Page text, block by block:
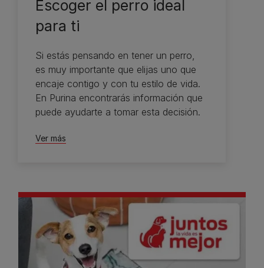
Escoger el perro ideal
para ti
Si estás pensando en tener un perro,
es muy importante que elijas uno que
encaje contigo y con tu estilo de vida.
En Purina encontrarás información que
puede ayudarte a tomar esta decisión.
Ver más